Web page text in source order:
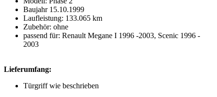
Baujahr 15.10.1999
Laufleistung: 133.065 km
Zubehör: ohne
passend für: Renault Megane I 1996 -2003, Scenic 1996 -
2003
Lieferumfang:
Türgriff wie beschrieben